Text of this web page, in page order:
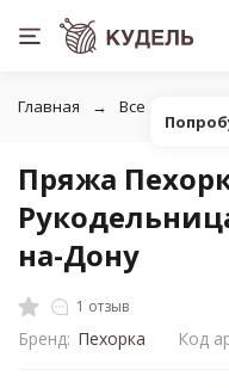
Главная Все для
Пряжа
на-Дону
1 отзыв
Бренд: Пехорка Код